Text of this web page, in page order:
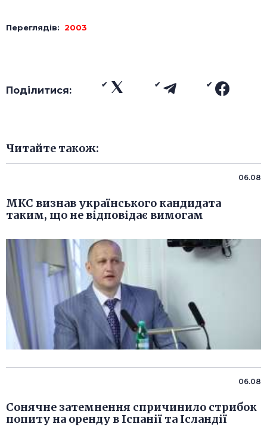
Переглядів: 2003
Поділитися:
Читайте також:
06.08
МКС визнав українського кандидата
таким, що не відповідає вимогам
06.08
Сонячне затемнення спричинило стрибок
попиту на оренду в Іспанії та Ісландії